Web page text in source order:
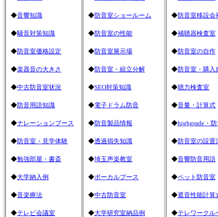
◆音響知識
◆騒音対策知識
◆防音室価格設定
◆楽器音の大きさ
◆中古防音室状況
◆防音用語知識
◆ナレーションブース
◆防音室・見学体験
◆勉強部屋・書斎
◆大学納入例
◆音楽療法
◆テレビ会議室
◆防音室ショールーム
◆防音室の性能
◆防音室展示場
◆防音室・組立分解
◆SEO対策知識
◆電子ドラム防音
◆防音製品情報
◆透過損失知識
◆埼玉声楽教室
◆ボーカルブース
◆中古防音室
◆大学研究室納品例
◆防音室移設会
◆補聴器検査室
◆防音室の自作
◆防音室・購入
◆聴力検査室
◆音量・計算式
◆highgrade・
◆防音室の設置
◆音響防音用語
◆ペット防音室
◆遮音性能計算
◆テレワークル